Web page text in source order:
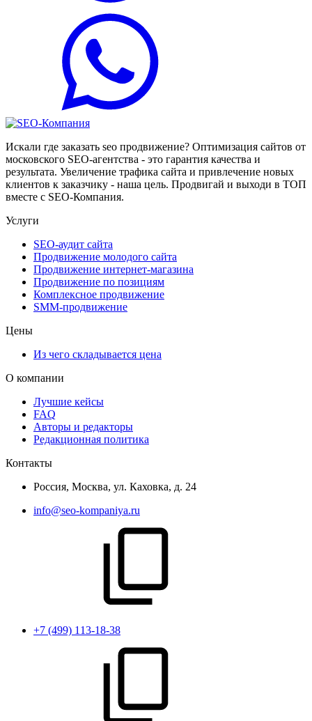
Искали где заказать seo продвижение? Оптимизация сайтов от
московского SEO-агентства - это гарантия качества и
результата. Увеличение трафика сайта и привлечение новых
клиентов к заказчику - наша цель. Продвигай и выходи в ТОП
вместе с SEO-Компания.
Услуги
SEO-аудит сайта
Продвижение молодого сайта
Продвижение интернет-магазина
Продвижение по позициям
Комплексное продвижение
SMM-продвижение
Цены
Из чего складывается цена
О компании
Лучшие кейсы
FAQ
Авторы и редакторы
Редакционная политика
Контакты
Россия, Москва, ул. Каховка, д. 24
info@seo-kompaniya.ru
+7 (499) 113-18-38